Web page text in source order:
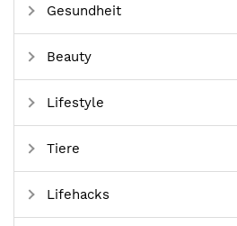
Gesundheit
Beauty
Lifestyle
Tiere
Lifehacks